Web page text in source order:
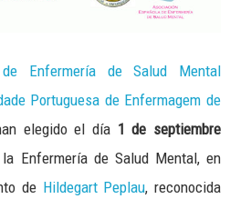
Enfermería de Salud Mental
Portuguesa de Enfermagem de
elegido el día 1 de septiembre
Enfermería de Salud Mental, en
de Hildegart Peplau, reconocida